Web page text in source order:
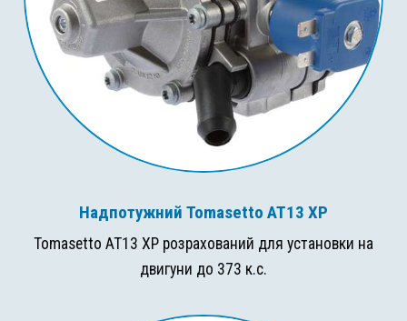
Надпотужний Tomasetto AT13 XP
Tomasetto AT13 XP розрахований для установки на
двигуни до 373 к.с.